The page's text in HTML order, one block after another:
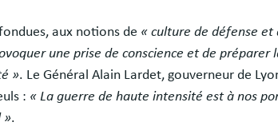
aux notions de « culture de défense et
une prise de conscience et de préparer
». Le Général Alain Lardet, gouverneur de
: « La guerre de haute intensité est à nos
».